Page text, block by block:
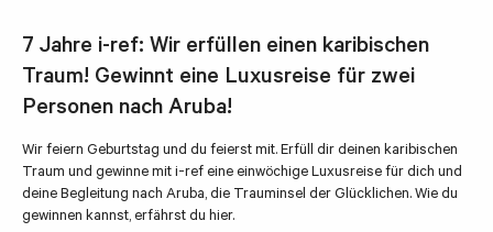
7 Jahre i-ref: Wir erfüllen einen karibischen
Traum! Gewinnt eine Luxusreise für zwei
Personen nach Aruba!
Wir feiern Geburtstag und du feierst mit. Erfüll dir deinen karibischen
Traum und gewinne mit i-ref eine einwöchige Luxusreise für dich und
deine Begleitung nach Aruba, die Trauminsel der Glücklichen. Wie du
gewinnen kannst, erfährst du hier.